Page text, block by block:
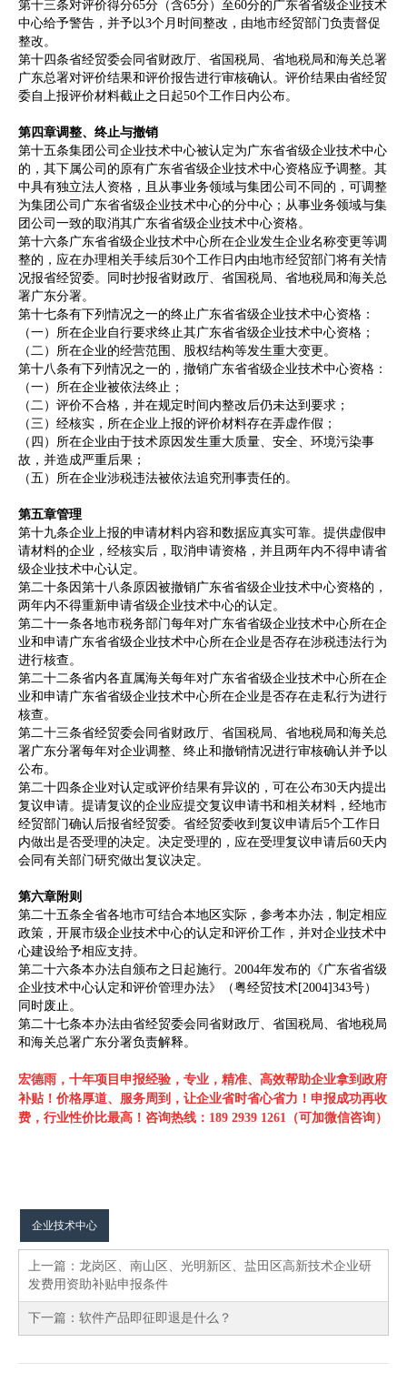
第十三条对评价得分65分（含65分）至60分的广东省省级企业技术
中心给予警告，并予以3个月时间整改，由地市经贸部门负责督促
整改。
第十四条省经贸委会同省财政厅、省国税局、省地税局和海关总署
广东总署对评价结果和评价报告进行审核确认。评价结果由省经贸
委自上报评价材料截止之日起50个工作日内公布。
第四章调整、终止与撤销
第十五条集团公司企业技术中心被认定为广东省省级企业技术中心
的，其下属公司的原有广东省省级企业技术中心资格应予调整。其
中具有独立法人资格，且从事业务领域与集团公司不同的，可调整
为集团公司广东省省级企业技术中心的分中心；从事业务领域与集
团公司一致的取消其广东省省级企业技术中心资格。
第十六条广东省省级企业技术中心所在企业发生企业名称变更等调
整的，应在办理相关手续后30个工作日内由地市经贸部门将有关情
况报省经贸委。同时抄报省财政厅、省国税局、省地税局和海关总
署广东分署。
第十七条有下列情况之一的终止广东省省级企业技术中心资格：
（一）所在企业自行要求终止其广东省省级企业技术中心资格；
（二）所在企业的经营范围、股权结构等发生重大变更。
第十八条有下列情况之一的，撤销广东省省级企业技术中心资格：
（一）所在企业被依法终止；
（二）评价不合格，并在规定时间内整改后仍未达到要求；
（三）经核实，所在企业上报的评价材料存在弄虚作假；
（四）所在企业由于技术原因发生重大质量、安全、环境污染事
故，并造成严重后果；
（五）所在企业涉税违法被依法追究刑事责任的。
第五章管理
第十九条企业上报的申请材料内容和数据应真实可靠。提供虚假申
请材料的企业，经核实后，取消申请资格，并且两年内不得申请省
级企业技术中心认定。
第二十条因第十八条原因被撤销广东省省级企业技术中心资格的，
两年内不得重新申请省级企业技术中心的认定。
第二十一条各地市税务部门每年对广东省省级企业技术中心所在企
业和申请广东省省级企业技术中心所在企业是否存在涉税违法行为
进行核查。
第二十二条省内各直属海关每年对广东省省级企业技术中心所在企
业和申请广东省省级企业技术中心所在企业是否存在走私行为进行
核查。
第二十三条省经贸委会同省财政厅、省国税局、省地税局和海关总
署广东分署每年对企业调整、终止和撤销情况进行审核确认并予以
公布。
第二十四条企业对认定或评价结果有异议的，可在公布30天内提出
复议申请。提请复议的企业应提交复议申请书和相关材料，经地市
经贸部门确认后报省经贸委。省经贸委收到复议申请后5个工作日
内做出是否受理的决定。决定受理的，应在受理复议申请后60天内
会同有关部门研究做出复议决定。
第六章附则
第二十五条全省各地市可结合本地区实际，参考本办法，制定相应
政策，开展市级企业技术中心的认定和评价工作，并对企业技术中
心建设给予相应支持。
第二十六条本办法自颁布之日起施行。2004年发布的《广东省省级
企业技术中心认定和评价管理办法》（粤经贸技术[2004]343号）
同时废止。
第二十七条本办法由省经贸委会同省财政厅、省国税局、省地税局
和海关总署广东分署负责解释。
宏德雨，十年项目申报经验，专业，精准、高效帮助企业拿到政府
补贴！ 价格厚道、服务周到，让企业省时省心省力！申报成功再收
费，行业性价比最高！ 咨询热线：189 2939 1261（可加微信咨询）
企业技术中心
上一篇： 龙岗区、南山区、光明新区、盐田区高新技术企业研
发费用资助补贴申报条件
下一篇： 软件产品即征即退是什么？